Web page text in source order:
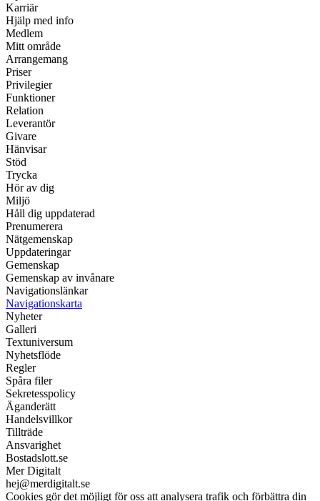
Karriär
Hjälp med info
Medlem
Mitt område
Arrangemang
Priser
Privilegier
Funktioner
Relation
Leverantör
Givare
Hänvisar
Stöd
Trycka
Hör av dig
Miljö
Håll dig uppdaterad
Prenumerera
Nätgemenskap
Uppdateringar
Gemenskap
Gemenskap av invånare
Navigationslänkar
Navigationskarta
Nyheter
Galleri
Textuniversum
Nyhetsflöde
Regler
Spåra filer
Sekretesspolicy
Äganderätt
Handelsvillkor
Tillträde
Ansvarighet
Bostadslott.se
Mer Digitalt
hej@merdigitalt.se
Cookies gör det möjligt för oss att analysera trafik och förbättra din